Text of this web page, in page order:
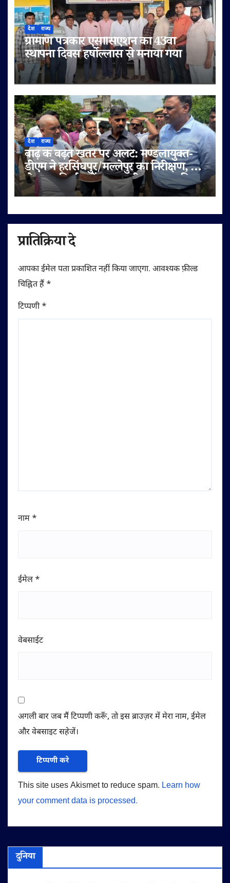
देश राज्य
ग्रामीण पत्रकार एसोसिएशन का 43वां
स्थापना दिवस हर्षोल्लास से मनाया गया
देश राज्य
बाढ़ के बढ़ते खतरे पर अलर्ट: मण्डलायुक्त-
डीएम ने हरसिंघपुर/मल्लेपुर का निरीक्षण, 6
लेन पुल निर्माण में लापरवाही पर FIR की
चेतावनी
प्रातिक्रिया दे
आपका ईमेल पता प्रकाशित नहीं किया जाएगा. आवश्यक फ़ील्ड
चिह्नित हैं *
टिप्पणी*
नाम *
ईमेल *
वेबसाईट
अगली बार जब मैं टिप्पणी करूँ, तो इस ब्राउज़र में मेरा नाम, ईमेल
और वेबसाइट सहेजें।
This site uses Akismet to reduce spam. Learn how
your comment data is processed.
दुनिया